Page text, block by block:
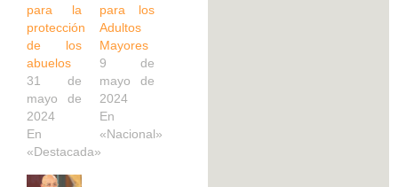
para la
protección
de los
abuelos
31 de
mayo de
2024
En
«Destacada»
para los
Adultos
Mayores
9 de
mayo de
2024
En
«Nacional»